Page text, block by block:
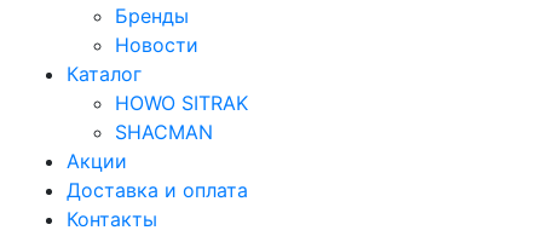
Бренды
Новости
Каталог
HOWO SITRAK
SHACMAN
Акции
Доставка и оплата
Контакты